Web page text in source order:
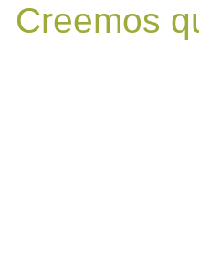
Creemos